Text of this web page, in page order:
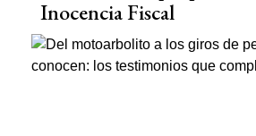
Inocencia Fiscal